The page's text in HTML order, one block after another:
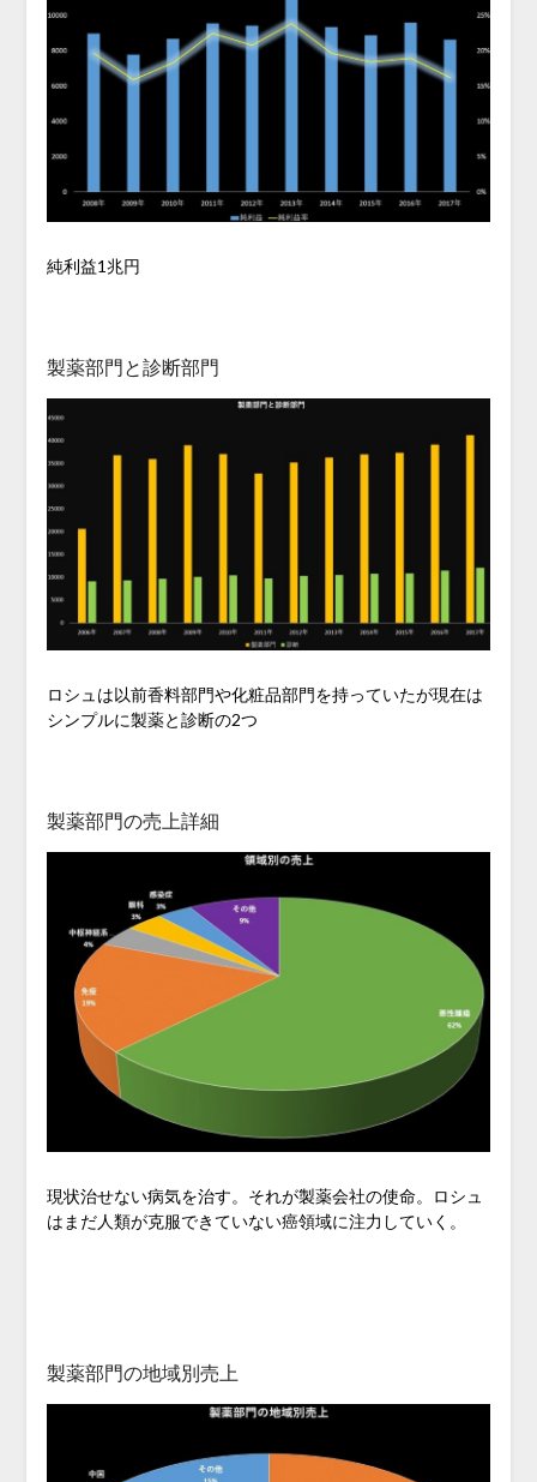
純利益1兆円
製薬部門と診断部門
ロシュは以前香料部門や化粧品部門を持っていたが現在は
シンプルに製薬と診断の2つ
製薬部門の売上詳細
現状治せない病気を治す。それが製薬会社の使命。ロシュ
はまだ人類が克服できていない癌領域に注力していく。
製薬部門の地域別売上